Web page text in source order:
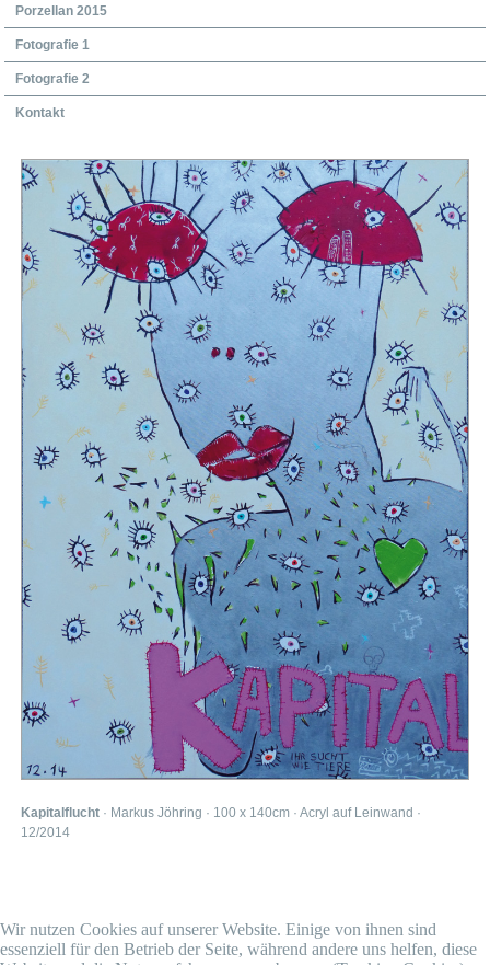
Porzellan 2015
Fotografie 1
Fotografie 2
Kontakt
Kapitalflucht · Markus Jöhring · 100 x 140cm · Acryl auf Leinwand ·
12/2014
Wir nutzen Cookies auf unserer Website. Einige von ihnen sind
essenziell für den Betrieb der Seite, während andere uns helfen, diese